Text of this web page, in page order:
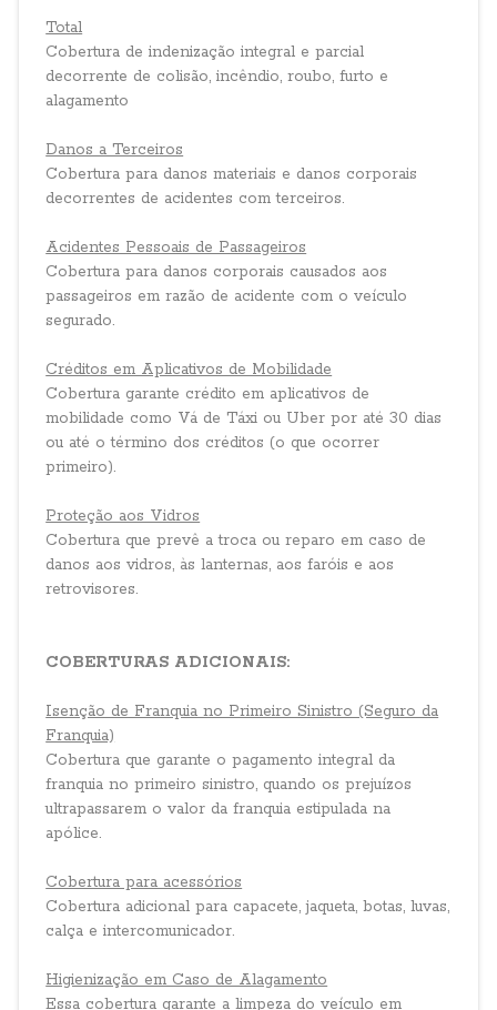
Total
Cobertura de indenização integral e parcial
decorrente de colisão, incêndio, roubo, furto e
alagamento
Danos a Terceiros
Cobertura para danos materiais e danos corporais
decorrentes de acidentes com terceiros.
Acidentes Pessoais de Passageiros
Cobertura para danos corporais causados aos
passageiros em razão de acidente com o veículo
segurado.
Créditos em Aplicativos de Mobilidade
Cobertura garante crédito em aplicativos de
mobilidade como Vá de Táxi ou Uber por até 30 dias
ou até o término dos créditos (o que ocorrer
primeiro).
Proteção aos Vidros
Cobertura que prevê a troca ou reparo em caso de
danos aos vidros, às lanternas, aos faróis e aos
retrovisores.
COBERTURAS ADICIONAIS:
Isenção de Franquia no Primeiro Sinistro (Seguro da
Franquia)
Cobertura que garante o pagamento integral da
franquia no primeiro sinistro, quando os prejuízos
ultrapassarem o valor da franquia estipulada na
apólice.
Cobertura para acessórios
Cobertura adicional para capacete, jaqueta, botas, luvas,
calça e intercomunicador.
Higienização em Caso de Alagamento
Essa cobertura garante a limpeza do veículo em